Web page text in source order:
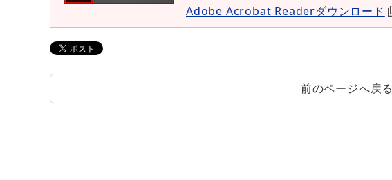
Adobe Acrobat Readerダウンロード
前のページへ戻る